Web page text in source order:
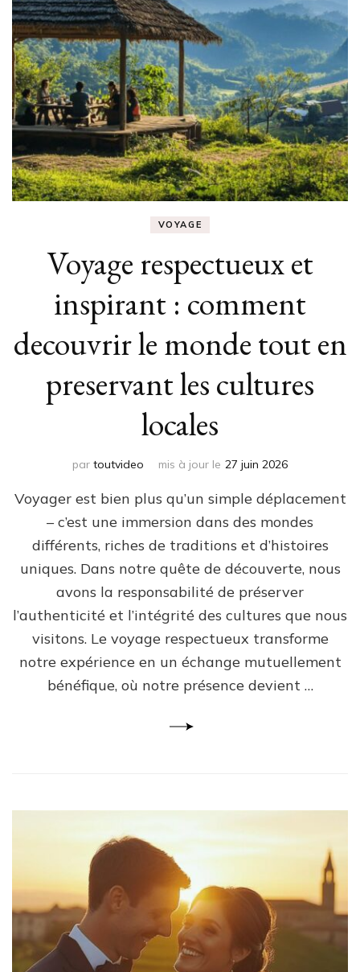
VOYAGE
Voyage respectueux et
inspirant : comment
decouvrir le monde tout en
preservant les cultures
locales
par toutvideo mis à jour le 27 juin 2026
Voyager est bien plus qu’un simple déplacement
– c’est une immersion dans des mondes
différents, riches de traditions et d’histoires
uniques. Dans notre quête de découverte, nous
avons la responsabilité de préserver
l’authenticité et l’intégrité des cultures que nous
visitons. Le voyage respectueux transforme
notre expérience en un échange mutuellement
bénéfique, où notre présence devient …